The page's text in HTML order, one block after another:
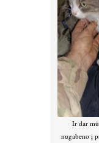
Ir dar
nugabeno į